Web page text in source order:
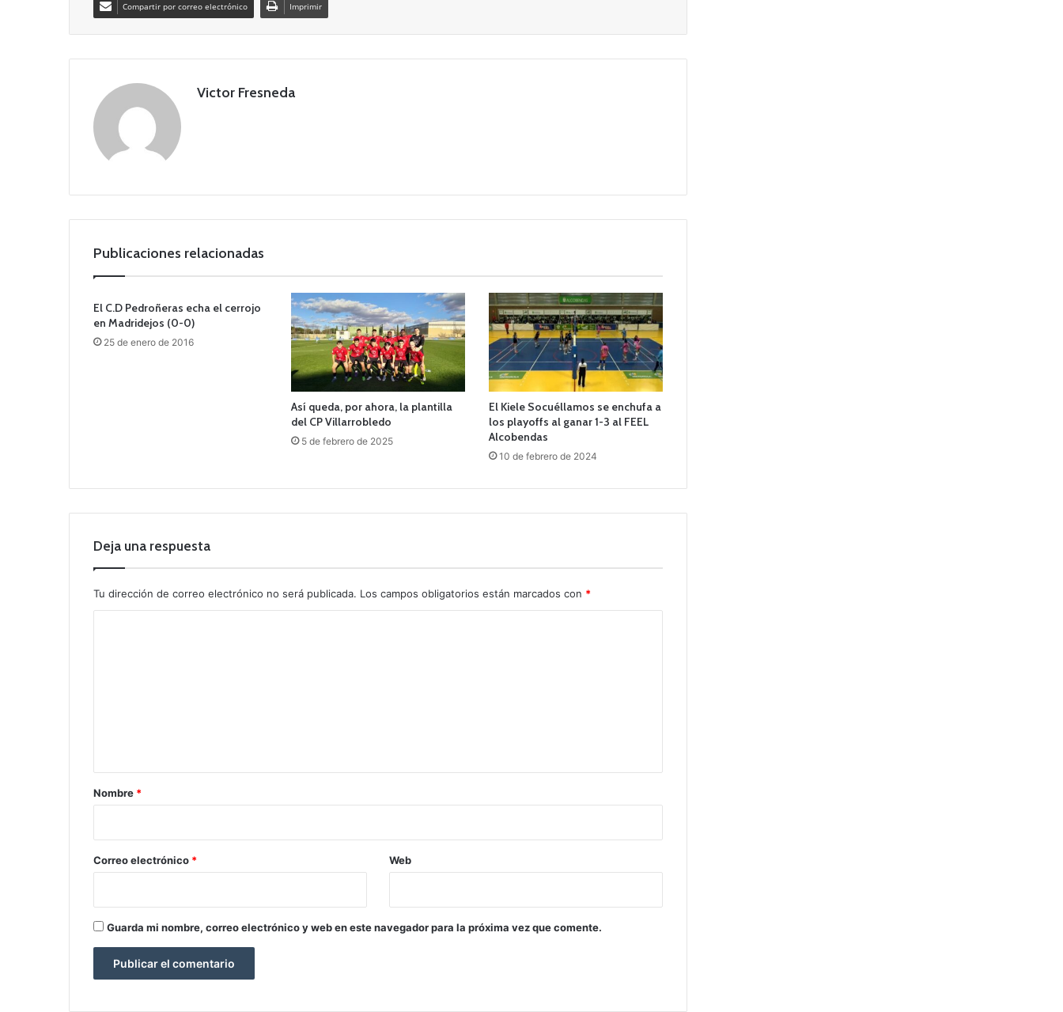
Compartir por correo electrónico Imprimir
Victor Fresneda
Publicaciones relacionadas
El C.D Pedroñeras echa el cerrojo
en Madridejos (0-0)
25 de enero de 2016
Así queda, por ahora, la plantilla
del CP Villarrobledo
5 de febrero de 2025
El Kiele Socuéllamos se enchufa a
los playoffs al ganar 1-3 al FEEL
Alcobendas
10 de febrero de 2024
Deja una respuesta
Tu dirección de correo electrónico no será publicada. Los campos obligatorios están marcados con *
r
*
Nombre *
Correo electrónico * Web
Guarda mi nombre, correo electrónico y web en este navegador para la próxima vez que comente.